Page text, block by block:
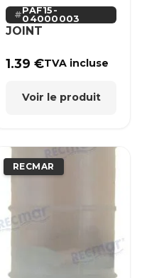
PAF15-
04000003
JOINT
1.39€TVA incluse
Voir le produit
RECMAR